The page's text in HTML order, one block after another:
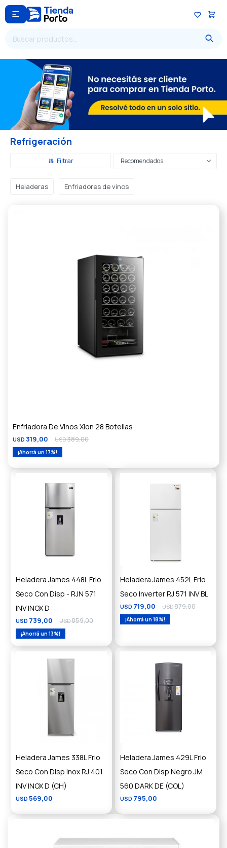

Refrigeración
Recomendados
Heladeras Enfriadores de vinos
Enfriadora De Vinos Xion 28 Botellas
USD 319,00 USD389,00
17
Heladera James 448L Frio
Seco Con Disp - RJN 571
INV INOX D
USD 739,00 USD859,00
13
Heladera James 452L Frio
Seco Inverter RJ 571 INV BL
USD 719,00 USD879,00
18
Heladera James 338L Frio
Seco Con Disp Inox RJ 401
INV INOX D (CH)
USD 569,00
Heladera James 429L Frio
Seco Con Disp Negro JM
560 DARK DE (COL)
USD 795,00